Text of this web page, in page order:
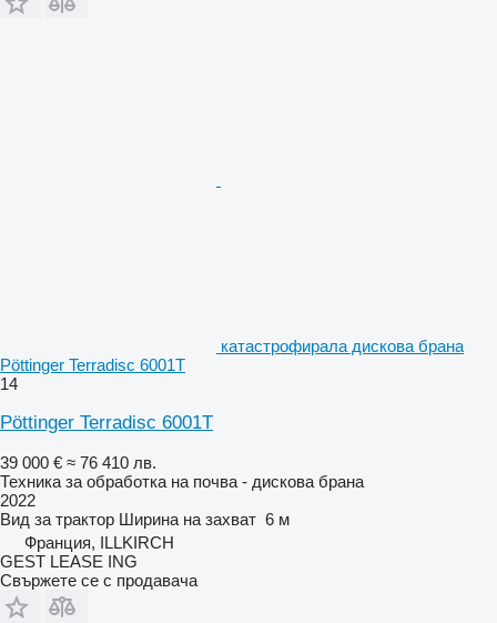
катастрофирала дискова брана
Pöttinger Terradisc 6001T
14
Pöttinger Terradisc 6001T
39 000 € ≈ 76 410 лв.
Техника за обработка на почва - дискова брана
2022
Вид за трактор Ширина на захват 6 м
Франция, ILLKIRCH
GEST LEASE ING
Свържете се с продавача